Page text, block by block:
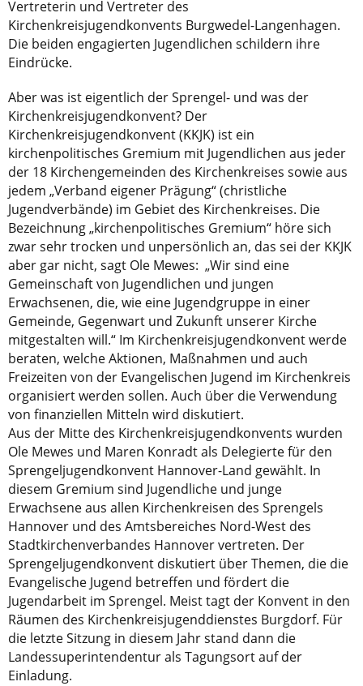
Vertreterin und Vertreter des
Kirchenkreisjugendkonvents Burgwedel-Langenhagen.
Die beiden engagierten Jugendlichen schildern ihre
Eindrücke.
Aber was ist eigentlich der Sprengel- und was der
Kirchenkreisjugendkonvent? Der
Kirchenkreisjugendkonvent (KKJK) ist ein
kirchenpolitisches Gremium mit Jugendlichen aus jeder
der 18 Kirchengemeinden des Kirchenkreises sowie aus
jedem „Verband eigener Prägung“ (christliche
Jugendverbände) im Gebiet des Kirchenkreises. Die
Bezeichnung „kirchenpolitisches Gremium“ höre sich
zwar sehr trocken und unpersönlich an, das sei der KKJK
aber gar nicht, sagt Ole Mewes: „Wir sind eine
Gemeinschaft von Jugendlichen und jungen
Erwachsenen, die, wie eine Jugendgruppe in einer
Gemeinde, Gegenwart und Zukunft unserer Kirche
mitgestalten will.“ Im Kirchenkreisjugendkonvent werde
beraten, welche Aktionen, Maßnahmen und auch
Freizeiten von der Evangelischen Jugend im Kirchenkreis
organisiert werden sollen. Auch über die Verwendung
von finanziellen Mitteln wird diskutiert.
Aus der Mitte des Kirchenkreisjugendkonvents wurden
Ole Mewes und Maren Konradt als Delegierte für den
Sprengeljugendkonvent Hannover-Land gewählt. In
diesem Gremium sind Jugendliche und junge
Erwachsene aus allen Kirchenkreisen des Sprengels
Hannover und des Amtsbereiches Nord-West des
Stadtkirchenverbandes Hannover vertreten. Der
Sprengeljugendkonvent diskutiert über Themen, die die
Evangelische Jugend betreffen und fördert die
Jugendarbeit im Sprengel. Meist tagt der Konvent in den
Räumen des Kirchenkreisjugenddienstes Burgdorf. Für
die letzte Sitzung in diesem Jahr stand dann die
Landessuperintendentur als Tagungsort auf der
Einladung.